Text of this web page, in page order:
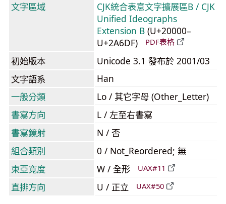
文字區域
CJK統合表意文字擴展區B / CJK
Unified Ideographs
Extension B (U+20000–
U+2A6DF)
PDF表格
初始版本
Unicode 3.1 發布於 2001/03
文字語系
Han
一般分類
Lo / 其它字母 (Other_Letter)
書寫方向
L / 左至右書寫
書寫鏡射
N / 否
組合類別
0 / Not_Reordered; 無
東亞寬度
W / 全形 UAX#11
直排方向 U / 正立 UAX#50